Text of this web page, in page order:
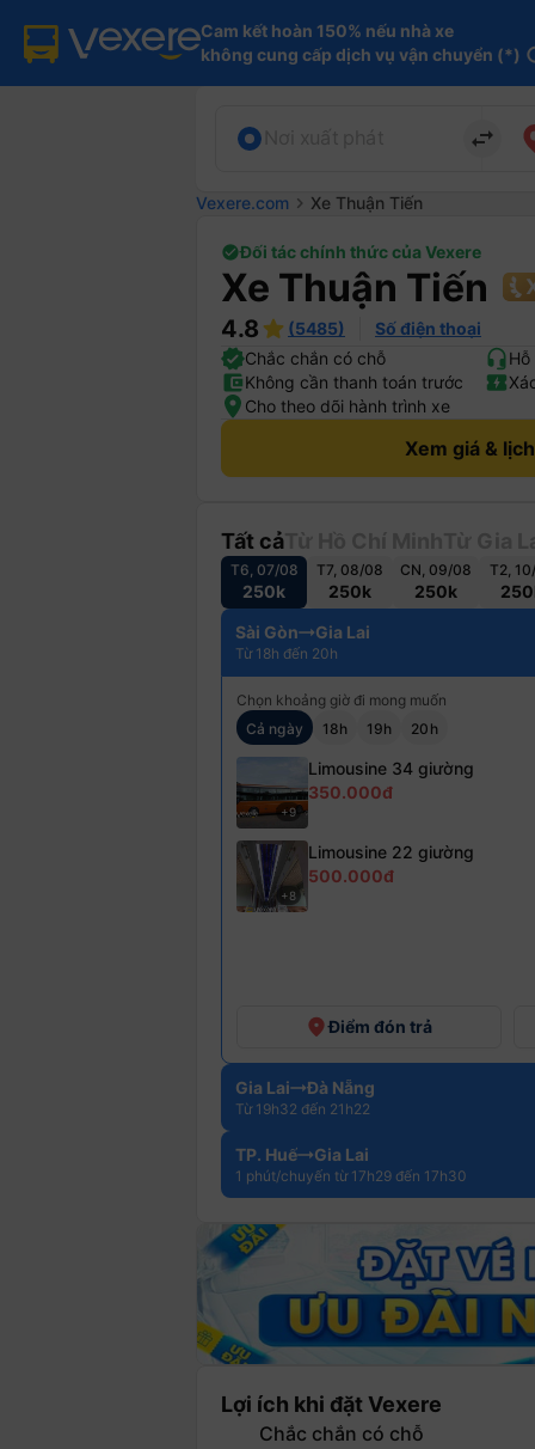
Cam kết hoàn 150% nếu nhà xe
không cung cấp dịch vụ vận chuyển (*)
import_export
Vexere.com chevron_right Xe Thuận Tiến
Đối tác chính thức của Vexere
Xe Thuận Tiến
4.8 (5485)
Số điện thoại
Chắc chắn có chỗ
Không cần thanh toán trước
Cho theo dõi hành trình xe
Xem giá &
Tất cả
T6, 07/08
250k
T7, 08/08
250k
CN, 09/08
250k
T2,
Sài Gòn Gia Lai
Từ 18h đến 20h
Chọn khoảng giờ đi mong muốn
Cả ngày
18h 19h 20h
+9
Limousine 34 giường
350.000đ
+8
Limousine 22 giường
500.000đ
placeĐiểm đón trả
Gia Lai Đà Nẵng
Từ 19h32 đến 21h22
TP. Huế Gia Lai
1 phút/chuyến từ 17h29 đến 17h30
Lợi ích khi đặt Vexere
Chắc chắn có chỗ